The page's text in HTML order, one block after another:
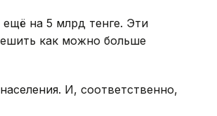
на 5 млрд тенге. Эти
как можно больше
И, соответственно,